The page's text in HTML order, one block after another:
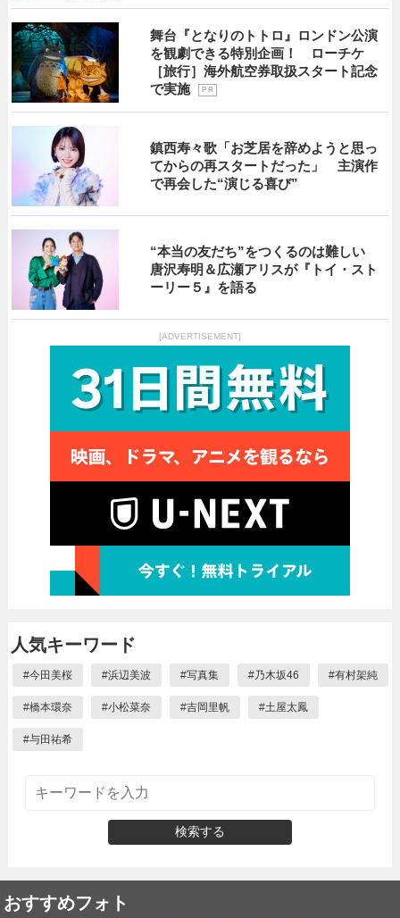
舞台『となりのトトロ』ロンドン公演
を観劇できる特別企画！ ローチケ
［旅行］海外航空券取扱スタート記念
で実施
P R
鎮西寿々歌「お芝居を辞めようと思っ
てからの再スタートだった」 主演作
で再会した“演じる喜び”
“本当の友だち”をつくるのは難しい
唐沢寿明＆広瀬アリスが『トイ・スト
ーリー５』を語る
[ADVERTISEMENT]
人気キーワード
#今田美桜 #浜辺美波 #写真集 #乃木坂46 #有村架純
#橋本環奈 #小松菜奈 #吉岡里帆 #土屋太鳳
#与田祐希
検索する
おすすめフォト